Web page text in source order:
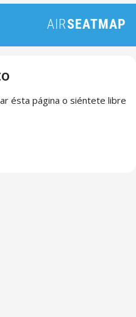
ésta página o siéntete libre